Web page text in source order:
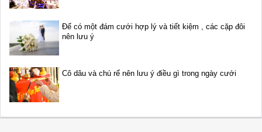
Để có một đám cưới hợp lý và tiết kiệm , các cặp đôi
nên lưu ý
Cô dâu và chú rể nên lưu ý điều gì trong ngày cưới